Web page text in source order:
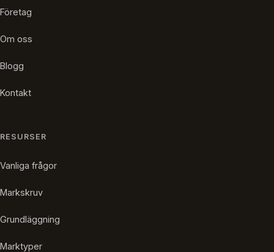
Företag
Om oss
Blogg
Kontakt
RESURSER
Vanliga frågor
Markskruv
Grundläggning
Marktyper